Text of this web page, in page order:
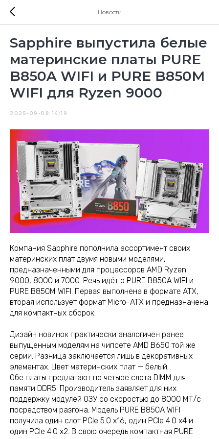
Новости
Sapphire выпустила белые
материнские платы PURE
B850A WIFI и PURE B850M
WIFI для Ryzen 9000
2025-09-08 14:19
Компания Sapphire пополнила ассортимент своих
материнских плат двумя новыми моделями,
предназначенными для процессоров AMD Ryzen
9000, 8000 и 7000. Речь идёт о PURE B850A WIFI и
PURE B850M WIFI. Первая выполнена в формате ATX,
вторая использует формат Micro-ATX и предназначена
для компактных сборок.
Дизайн новинок практически аналогичен ранее
выпущенным моделям на чипсете AMD B650 той же
серии. Разница заключается лишь в декоративных
элементах. Цвет материнских плат — белый.
Обе платы предлагают по четыре слота DIMM для
памяти DDR5. Производитель заявляет для них
поддержку модулей ОЗУ со скоростью до 8000 МТ/с
посредством разгона. Модель PURE B850A WIFI
получила один слот PCIe 5.0 x16, один PCIe 4.0 x4 и
один PCIe 4.0 x2. В свою очередь компактная PURE